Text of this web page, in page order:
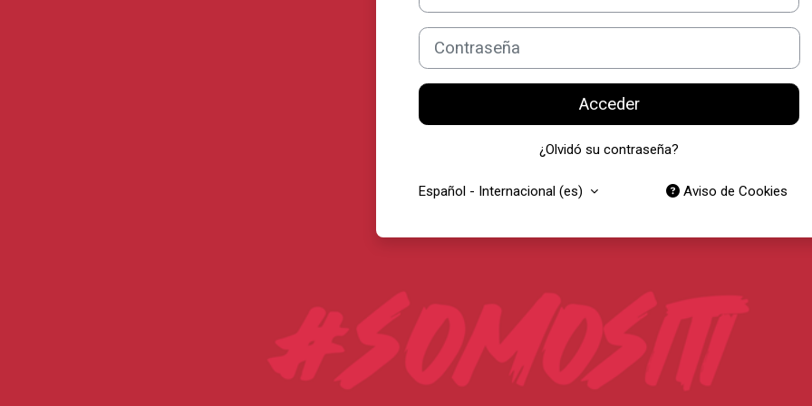
Contraseña
Acceder
¿Olvidó su contraseña?
Español - Internacional ‎(es)‎ Aviso de Cookies